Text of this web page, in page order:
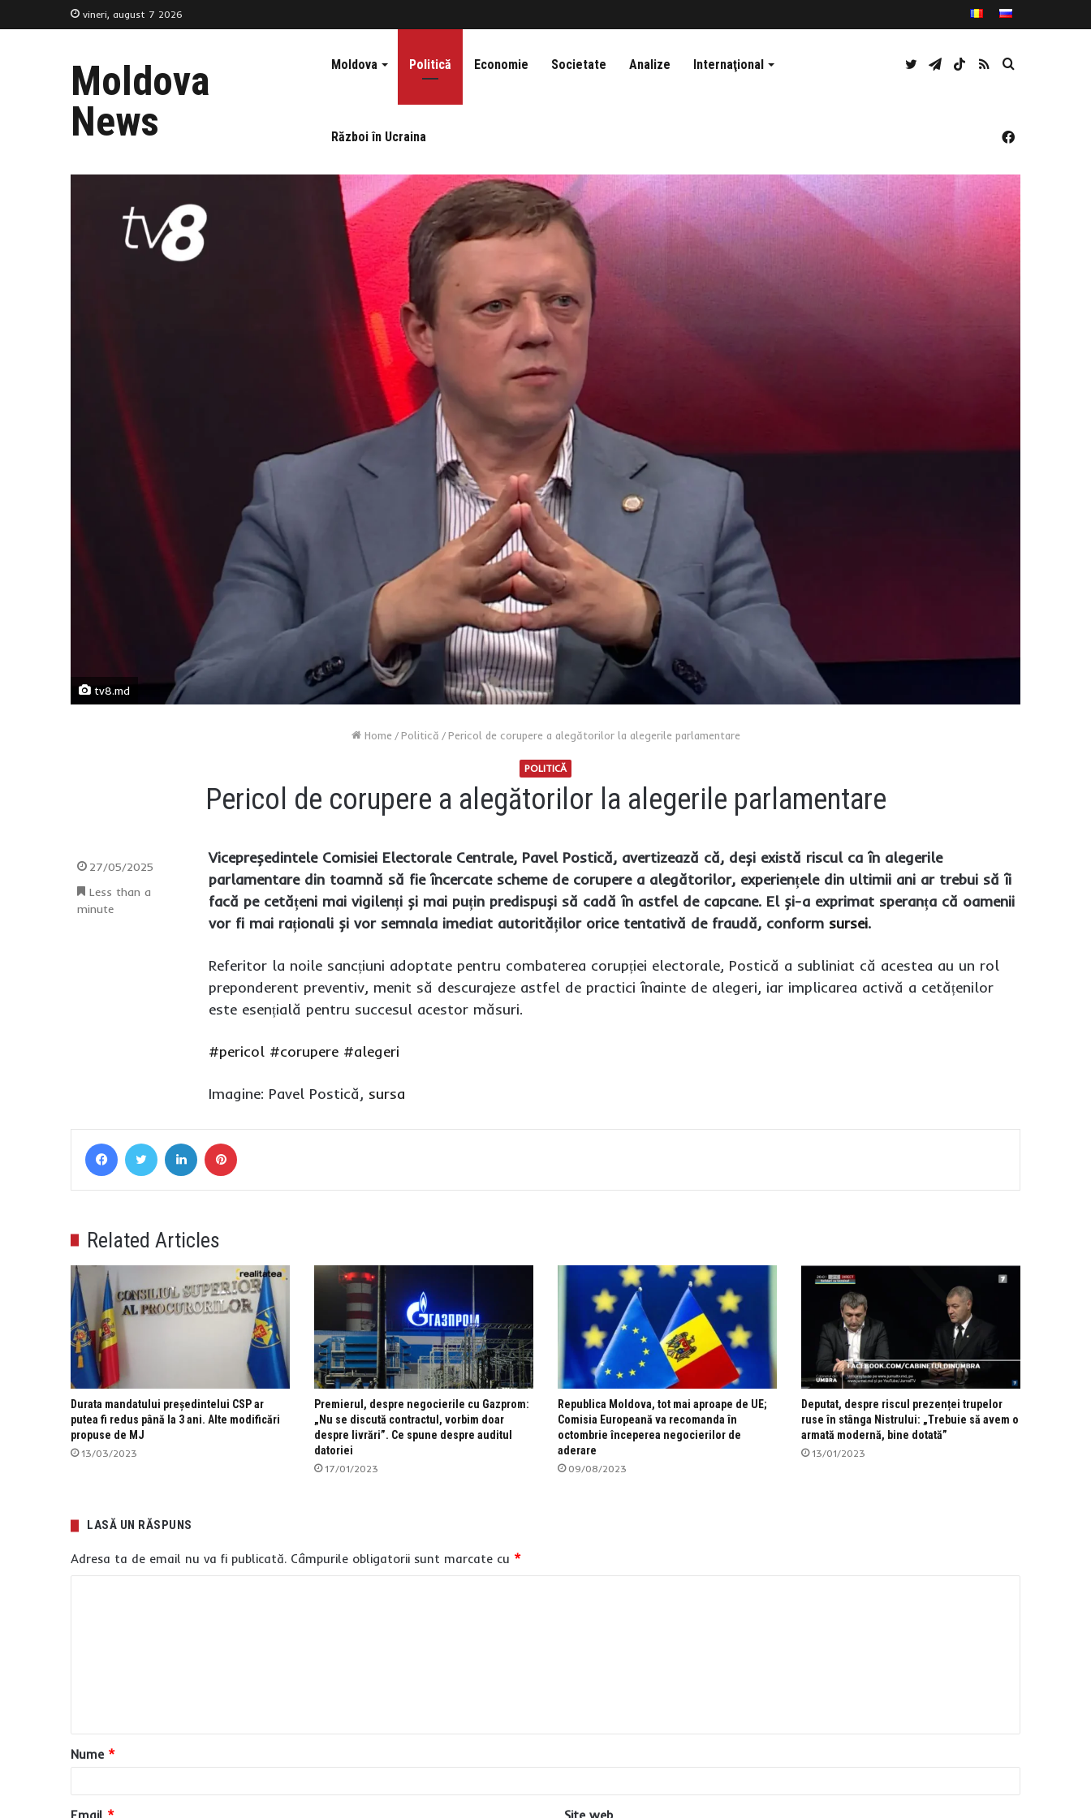
vineri, august 7 2026
Moldova
News
Moldova Politică Economie Societate Analize Internaţional
Război în Ucraina
Caută
RSS
TikTok
Telegram
Twitter
Facebook
tv8.md
Home / Politică / Pericol de corupere a alegătorilor la alegerile parlamentare
POLITICĂ
Pericol de corupere a alegătorilor la alegerile parlamentare
Vicepreședintele Comisiei Electorale Centrale, Pavel Postică, avertizează că, deși există riscul ca în alegerile
parlamentare din toamnă să fie încercate scheme de corupere a alegătorilor, experiențele din ultimii ani ar trebui să îi
facă pe cetățeni mai vigilenți și mai puțin predispuși să cadă în astfel de capcane. El și-a exprimat speranța că oamenii
vor fi mai raționali și vor semnala imediat autorităților orice tentativă de fraudă, conform sursei.
Referitor la noile sancțiuni adoptate pentru combaterea corupției electorale, Postică a subliniat că acestea au un rol
preponderent preventiv, menit să descurajeze astfel de practici înainte de alegeri, iar implicarea activă a cetățenilor
este esențială pentru succesul acestor măsuri.
#pericol #corupere #alegeri
Imagine: Pavel Postică, sursa
27/05/2025
Less than a
minute
FacebookTwitter LinkedIn
Related Articles
Durata mandatului președintelui CSP ar
putea fi redus până la 3 ani. Alte modificări
propuse de MJ
13/03/2023
Premierul, despre negocierile cu Gazprom:
„Nu se discută contractul, vorbim doar
despre livrări”. Ce spune despre auditul
datoriei
17/01/2023
Republica Moldova, tot mai aproape de UE;
Comisia Europeană va recomanda în
octombrie începerea negocierilor de
aderare
09/08/2023
Deputat, despre riscul prezenței trupelor
ruse în stânga Nistrului: „Trebuie să avem o
armată modernă, bine dotată”
13/01/2023
LASĂ UN RĂSPUNS
Adresa ta de email nu va fi publicată. Câmpurile obligatorii sunt marcate cu *
a
r
u
Nume *